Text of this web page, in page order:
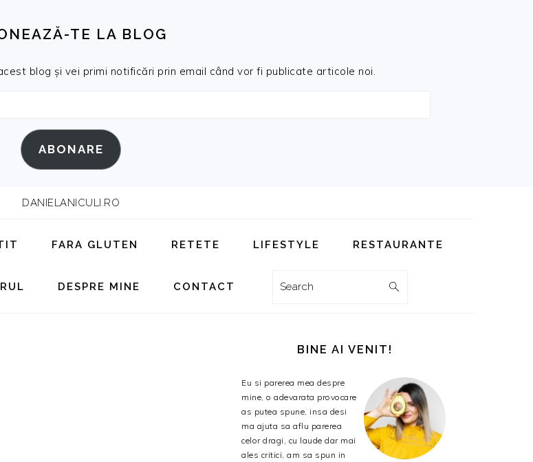
TE LA BLOG
blog și vei primi notificări prin email când vor fi publicate articole noi.
ABONARE
DANIELANICULI.RO
FARA GLUTEN RETETE LIFESTYLE RESTAURANTE
DESPRE MINE CONTACT Search
PRINCIPALĂBINE AI VENIT!
Eu si parerea mea despre
mine, o adevarata provocare
as putea spune, insa desi
ma ajuta sa aflu parerea
celor dragi, cu laude dar mai
ales critici, am sa spun in